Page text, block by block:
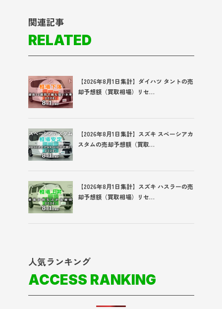
関連記事
RELATED
【2026年8月1日集計】ダイハツ タントの売
却予想額（買取相場）リセ…
【2026年8月1日集計】スズキ スペーシアカ
スタムの売却予想額（買取…
【2026年8月1日集計】スズキ ハスラーの売
却予想額（買取相場）リセ…
人気ランキング
ACCESS RANKING